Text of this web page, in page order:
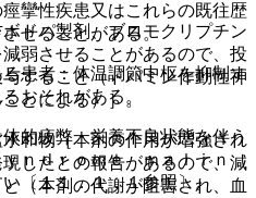
ドパ製剤、ブロモクリプチン
弱させることがあるので、投
すること（ドパミン作動性神
とによる）］。
和物［本剤の作用が増強され
したとの報告があるので、減
（本剤の代謝が阻害され、血
攣性疾患又はこれらの既往歴
せることがある。
患者：体温調節中枢を抑制す
おそれがある。
的疲弊・栄養不良状態を伴う
ｎｄｒｏｍｅ ｍａｌｉｎ
〔１１．１．１参照〕。